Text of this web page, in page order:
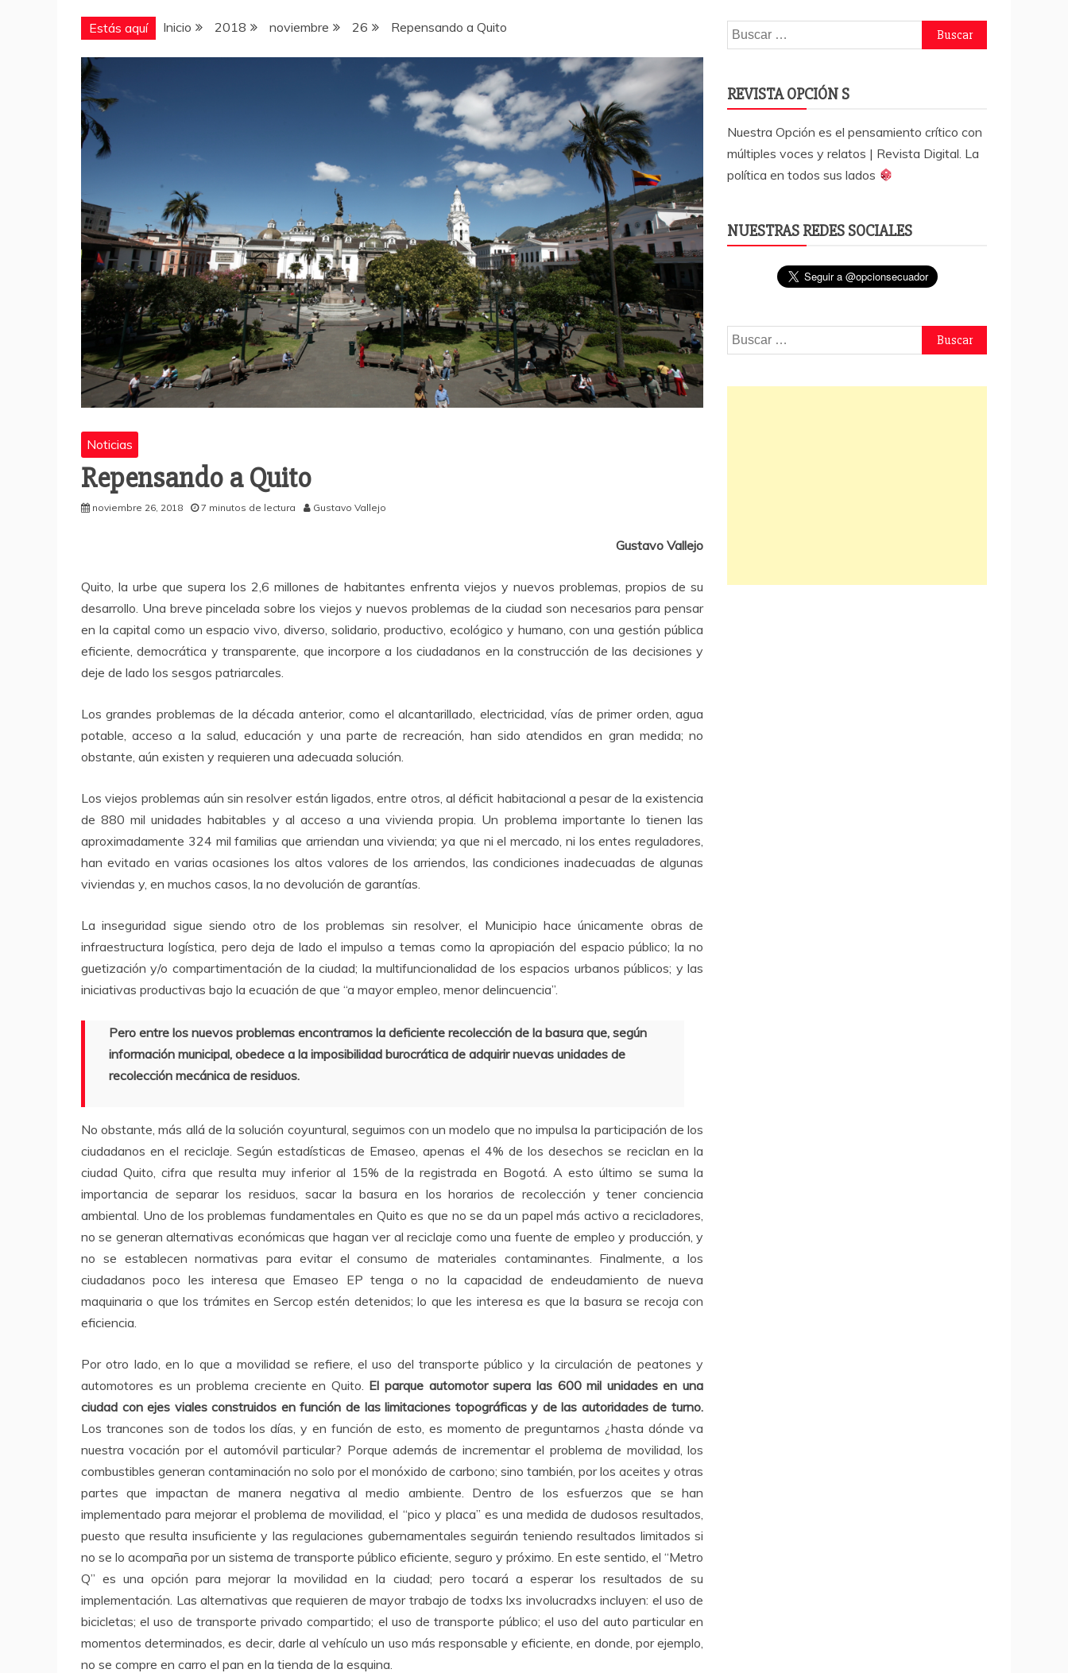
Estás aquí Inicio 2018 noviembre 26 Repensando a Quito
Noticias
Repensando a Quito
noviembre 26, 2018 7 minutos de lectura Gustavo Vallejo
Gustavo Vallejo
Quito, la urbe que supera los 2,6 millones de habitantes enfrenta viejos y nuevos problemas, propios de su
desarrollo. Una breve pincelada sobre los viejos y nuevos problemas de la ciudad son necesarios para pensar
en la capital como un espacio vivo, diverso, solidario, productivo, ecológico y humano, con una gestión pública
eficiente, democrática y transparente, que incorpore a los ciudadanos en la construcción de las decisiones y
deje de lado los sesgos patriarcales.
Los grandes problemas de la década anterior, como el alcantarillado, electricidad, vías de primer orden, agua
potable, acceso a la salud, educación y una parte de recreación, han sido atendidos en gran medida; no
obstante, aún existen y requieren una adecuada solución.
Los viejos problemas aún sin resolver están ligados, entre otros, al déficit habitacional a pesar de la existencia
de 880 mil unidades habitables y al acceso a una vivienda propia. Un problema importante lo tienen las
aproximadamente 324 mil familias que arriendan una vivienda; ya que ni el mercado, ni los entes reguladores,
han evitado en varias ocasiones los altos valores de los arriendos, las condiciones inadecuadas de algunas
viviendas y, en muchos casos, la no devolución de garantías.
La inseguridad sigue siendo otro de los problemas sin resolver, el Municipio hace únicamente obras de
infraestructura logística, pero deja de lado el impulso a temas como la apropiación del espacio público; la no
guetización y/o compartimentación de la ciudad; la multifuncionalidad de los espacios urbanos públicos; y las
iniciativas productivas bajo la ecuación de que “a mayor empleo, menor delincuencia”.
Pero entre los nuevos problemas encontramos la deficiente recolección de la basura que, según
información municipal, obedece a la imposibilidad burocrática de adquirir nuevas unidades de
recolección mecánica de residuos.
No obstante, más allá de la solución coyuntural, seguimos con un modelo que no impulsa la participación de los
ciudadanos en el reciclaje. Según estadísticas de Emaseo, apenas el 4% de los desechos se reciclan en la
ciudad Quito, cifra que resulta muy inferior al 15% de la registrada en Bogotá. A esto último se suma la
importancia de separar los residuos, sacar la basura en los horarios de recolección y tener conciencia
ambiental. Uno de los problemas fundamentales en Quito es que no se da un papel más activo a recicladores,
no se generan alternativas económicas que hagan ver al reciclaje como una fuente de empleo y producción, y
no se establecen normativas para evitar el consumo de materiales contaminantes. Finalmente, a los
ciudadanos poco les interesa que Emaseo EP tenga o no la capacidad de endeudamiento de nueva
maquinaria o que los trámites en Sercop estén detenidos; lo que les interesa es que la basura se recoja con
eficiencia.
Por otro lado, en lo que a movilidad se refiere, el uso del transporte público y la circulación de peatones y
automotores es un problema creciente en Quito. El parque automotor supera las 600 mil unidades en una
ciudad con ejes viales construidos en función de las limitaciones topográficas y de las autoridades de turno.
Los trancones son de todos los días, y en función de esto, es momento de preguntarnos ¿hasta dónde va
nuestra vocación por el automóvil particular? Porque además de incrementar el problema de movilidad, los
combustibles generan contaminación no solo por el monóxido de carbono; sino también, por los aceites y otras
partes que impactan de manera negativa al medio ambiente. Dentro de los esfuerzos que se han
implementado para mejorar el problema de movilidad, el “pico y placa” es una medida de dudosos resultados,
puesto que resulta insuficiente y las regulaciones gubernamentales seguirán teniendo resultados limitados si
no se lo acompaña por un sistema de transporte público eficiente, seguro y próximo. En este sentido, el “Metro
Q” es una opción para mejorar la movilidad en la ciudad; pero tocará a esperar los resultados de su
implementación. Las alternativas que requieren de mayor trabajo de todxs lxs involucradxs incluyen: el uso de
bicicletas; el uso de transporte privado compartido; el uso de transporte público; el uso del auto particular en
momentos determinados, es decir, darle al vehículo un uso más responsable y eficiente, en donde, por ejemplo,
no se compre en carro el pan en la tienda de la esquina.
Buscar:
REVISTA OPCIÓN S
Nuestra Opción es el pensamiento crítico con
múltiples voces y relatos | Revista Digital. La
política en todos sus lados
NUESTRAS REDES SOCIALES
Buscar: